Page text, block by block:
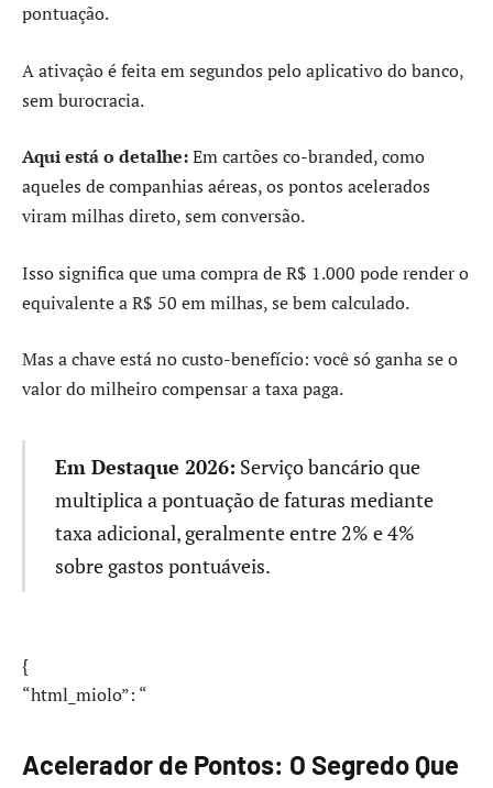
pontuação.
A ativação é feita em segundos pelo aplicativo do banco,
sem burocracia.
Aqui está o detalhe:Em cartões co-branded, como
aqueles de companhias aéreas, os pontos acelerados
viram milhas direto, sem conversão.
Isso significa que uma compra de R$ 1.000 pode render o
equivalente a R$ 50 em milhas, se bem calculado.
Mas a chave está no custo-benefício: você só ganha se o
valor do milheiro compensar a taxa paga.
Em Destaque 2026: Serviço bancário que
multiplica a pontuação de faturas mediante
taxa adicional, geralmente entre 2% e 4%
sobre gastos pontuáveis.
{
“html_miolo”: “
Acelerador de Pontos: O Segredo Que